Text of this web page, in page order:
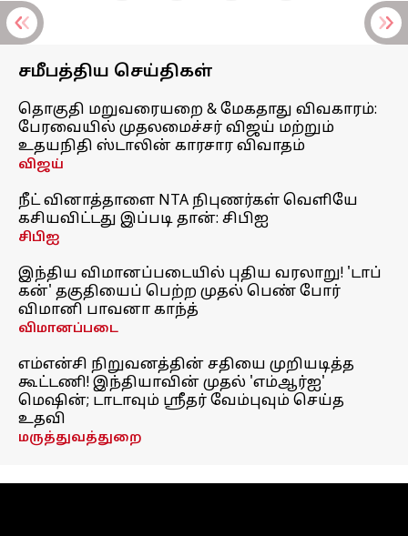
சமீபத்திய செய்திகள்
தொகுதி மறுவரையறை & மேகதாது விவகாரம்:
பேரவையில் முதலமைச்சர் விஜய் மற்றும்
உதயநிதி ஸ்டாலின் காரசார விவாதம்
விஜய்
நீட் வினாத்தாளை NTA நிபுணர்கள் வெளியே
கசியவிட்டது இப்படி தான்: சிபிஐ
சிபிஐ
இந்திய விமானப்படையில் புதிய வரலாறு! 'டாப்
கன்' தகுதியைப் பெற்ற முதல் பெண் போர்
விமானி பாவனா காந்த்
விமானப்படை
எம்என்சி நிறுவனத்தின் சதியை முறியடித்த
கூட்டணி! இந்தியாவின் முதல் 'எம்ஆர்ஐ'
மெஷின்; டாடாவும் ஸ்ரீதர் வேம்புவும் செய்த
உதவி
மருத்துவத்துறை